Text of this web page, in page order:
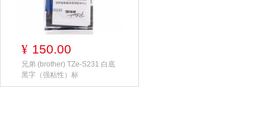
¥ 150.00
兄弟 (brother) TZe-S231 白底
黑字（强粘性）标